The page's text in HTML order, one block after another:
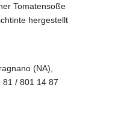
Tomatensoße
hergestellt
(NA),
/ 801 14 87